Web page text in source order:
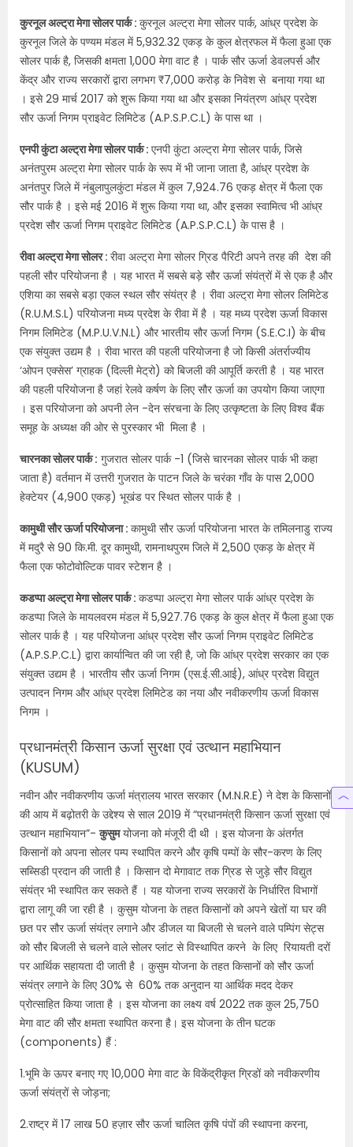
कुरनूल अल्ट्रा मेगा सोलर पार्क : कुरनूल अल्ट्रा मेगा सोलर पार्क, आंध्र प्रदेश के
कुरनूल जिले के पण्यम मंडल में 5,932.32 एकड़ के कुल क्षेत्रफल में फैला हुआ एक
सोलर पार्क है, जिसकी क्षमता 1,000 मेगा वाट है । पार्क सौर ऊर्जा डेवलपर्स और
केंद्र और राज्य सरकारों द्वारा लगभग ₹7,000 करोड़ के निवेश से बनाया गया था
। इसे 29 मार्च 2017 को शुरू किया गया था और इसका नियंत्रण आंध्र प्रदेश
सौर ऊर्जा निगम प्राइवेट लिमिटेड (A.P.S.P.C.L) के पास था ।
एनपी कुंटा अल्ट्रा मेगा सोलर पार्क : एनपी कुंटा अल्ट्रा मेगा सोलर पार्क, जिसे
अनंतपुरम अल्ट्रा मेगा सोलर पार्क के रूप में भी जाना जाता है, आंध्र प्रदेश के
अनंतपुर जिले में नंबुलापुलकुंटा मंडल में कुल 7,924.76 एकड़ क्षेत्र में फैला एक
सौर पार्क है । इसे मई 2016 में शुरू किया गया था, और इसका स्वामित्व भी आंध्र
प्रदेश सौर ऊर्जा निगम प्राइवेट लिमिटेड (A.P.S.P.C.L) के पास है ।
रीवा अल्ट्रा मेगा सोलर : रीवा अल्ट्रा मेगा सोलर ग्रिड पैरिटी अपने तरह की देश की
पहली सौर परियोजना है । यह भारत में सबसे बड़े सौर ऊर्जा संयंत्रों में से एक है और
एशिया का सबसे बड़ा एकल स्थल सौर संयंत्र है । रीवा अल्ट्रा मेगा सोलर लिमिटेड
(R.U.M.S.L) परियोजना मध्य प्रदेश के रीवा में है । यह मध्य प्रदेश ऊर्जा विकास
निगम लिमिटेड (M.P.U.V.N.L) और भारतीय सौर ऊर्जा निगम (S.E.C.I) के बीच
एक संयुक्त उद्यम है । रीवा भारत की पहली परियोजना है जो किसी अंतर्राज्यीय
‘ओपन एक्सेस’ ग्राहक (दिल्ली मेट्रो) को बिजली की आपूर्ति करती है । यह भारत
की पहली परियोजना है जहां रेलवे कर्षण के लिए सौर ऊर्जा का उपयोग किया जाएगा
। इस परियोजना को अपनी लेन -देन संरचना के लिए उत्कृष्टता के लिए विश्व बैंक
समूह के अध्यक्ष की ओर से पुरस्कार भी मिला है ।
चारनका सोलर पार्क : गुजरात सोलर पार्क -1 (जिसे चारनका सोलर पार्क भी कहा
जाता है) वर्तमान में उत्तरी गुजरात के पाटन जिले के चरंका गाँव के पास 2,000
हेक्टेयर (4,900 एकड़) भूखंड पर स्थित सोलर पार्क है ।
कामुथी सौर ऊर्जा परियोजना : कामुथी सौर ऊर्जा परियोजना भारत के तमिलनाडु राज्य
में मदुरै से 90 कि.मी. दूर कामुथी, रामनाथपुरम जिले में 2,500 एकड़ के क्षेत्र में
फैला एक फोटोवोल्टिक पावर स्टेशन है ।
कडप्पा अल्ट्रा मेगा सोलर पार्क : कडप्पा अल्ट्रा मेगा सोलर पार्क आंध्र प्रदेश के
कडप्पा जिले के मायलवरम मंडल में 5,927.76 एकड़ के कुल क्षेत्र में फैला हुआ एक
सोलर पार्क है । यह परियोजना आंध्र प्रदेश सौर ऊर्जा निगम प्राइवेट लिमिटेड
(A.P.S.P.C.L) द्वारा कार्यान्वित की जा रही है, जो कि आंध्र प्रदेश सरकार का एक
संयुक्त उद्यम है । भारतीय सौर ऊर्जा निगम (एस.ई.सी.आई), आंध्र प्रदेश विद्युत
उत्पादन निगम और आंध्र प्रदेश लिमिटेड का नया और नवीकरणीय ऊर्जा विकास
निगम ।
प्रधानमंत्री किसान ऊर्जा सुरक्षा एवं उत्थान महाभियान
(KUSUM)
नवीन और नवीकरणीय ऊर्जा मंत्रालय भारत सरकार (M.N.R.E) ने देश के किसानों
की आय में बढ़ोतरी के उद्देश्य से साल 2019 में “प्रधानमंत्री किसान ऊर्जा सुरक्षा एवं
उत्थान महाभियान”-कुसुमयोजना को मंजूरी दी थी । इस योजना के अंतर्गत
किसानों को अपना सोलर पम्प स्थापित करने और कृषि पम्पों के सौर-करण के लिए
सब्सिडी प्रदान की जाती है । किसान दो मेगावाट तक ग्रिड से जुड़े सौर विद्युत
संयंत्र भी स्थापित कर सकते हैं । यह योजना राज्य सरकारों के निर्धारित विभागों
द्वारा लागू की जा रही है । कुसुम योजना के तहत किसानों को अपने खेतों या घर की
छत पर सौर ऊर्जा संयंत्र लगाने और डीजल या बिजली से चलने वाले पम्पिंग सेट्स
को सौर बिजली से चलने वाले सोलर प्लांट से विस्थापित करने के लिए रियायती दरों
पर आर्थिक सहायता दी जाती है । कुसुम योजना के तहत किसानों को सौर ऊर्जा
संयंत्र लगाने के लिए 30% से 60% तक अनुदान या आर्थिक मदद देकर
प्रोत्साहित किया जाता है । इस योजना का लक्ष्य वर्ष 2022 तक कुल 25,750
मेगा वाट की सौर क्षमता स्थापित करना है। इस योजना के तीन घटक
(components) हैं :
1.भूमि के ऊपर बनाए गए 10,000 मेगा वाट के विकेंद्रीकृत ग्रिडों को नवीकरणीय
ऊर्जा संयंत्रों से जोड़ना;
2.राष्ट्र में 17 लाख 50 हज़ार सौर ऊर्जा चालित कृषि पंपों की स्थापना करना,